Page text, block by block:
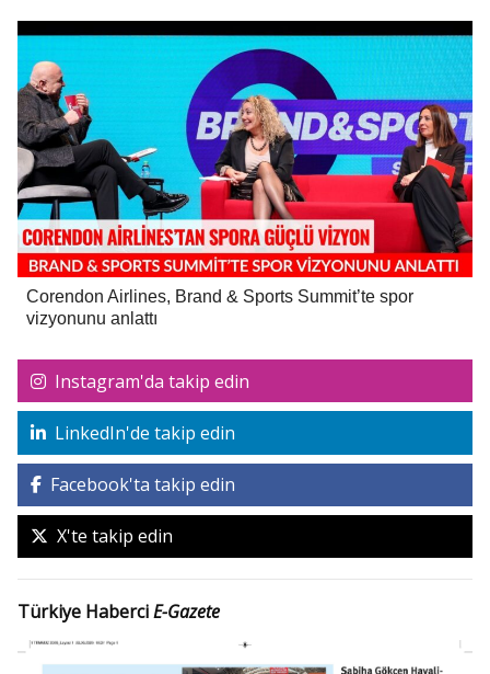
Corendon Airlines, Brand & Sports Summit’te spor
vizyonunu anlattı
Instagram'da takip edin
LinkedIn'de takip edin
Facebook'ta takip edin
X'te takip edin
Türkiye HaberciE-Gazete